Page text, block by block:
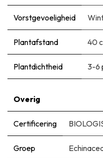
Vorstgevoeligheid
Plantafstand 40
Plantdichtheid 3-6
Overig
Certificering
Groep